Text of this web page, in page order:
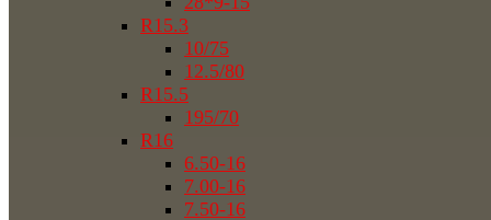
R15.3
10/75
12.5/80
R15.5
195/70
R16
6.50-16
7.00-16
7.50-16